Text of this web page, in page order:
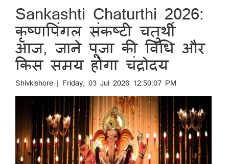
Sankashti Chaturthi 2026:
कृष्णपिंगल संकष्टी चतुर्थी
आज, जाने पूजा की विधि और
किस समय होगा चंद्रोदय
Shivkishore | Friday, 03 Jul 2026 12:50:07 PM